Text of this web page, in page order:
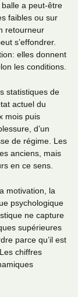
a peut-être
faibles ou sur
retourneur
s’effondrer.
elles donnent
les conditions.
statistiques de
actuel du
mois puis
d’un
de régime. Les
anciens, mais
en ce sens.
motivation, la
psychologique
ne capture
supérieures
parce qu’il est
chiffres